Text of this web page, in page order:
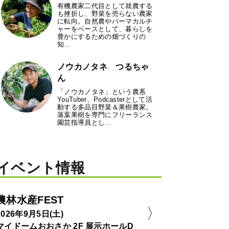
有機農家二代目として就農する
も挫折し、野菜を売らない農家
に転向。自然農やパーマカルチ
ャーをベースとして、暮らしを
豊かにするための畑づくりの
知…
ノウカノタネ つるちゃ
ん
「ノウカノタネ」という農系
YouTuber、Podcasterとして活
動する多品目野菜＆果樹農家。
落葉果樹を専門にフリーランス
園芸指導員とし…
ベント情報
林水産FEST
年9月5日(土)
イドームおおさか 2F 展示ホールD